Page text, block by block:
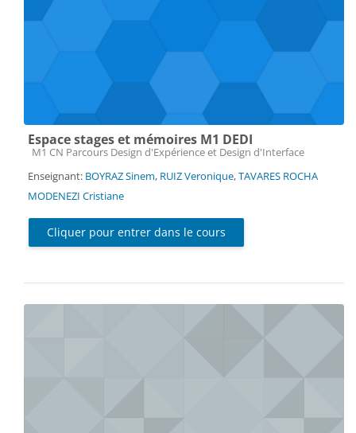
Espace stages et mémoires M1 DEDI
Catégorie de cours
M1 CN Parcours Design d'Expérience et Design d'Interface
Enseignant: BOYRAZ Sinem, RUIZ Veronique,TAVARES ROCHA
MODENEZI Cristiane
Cliquer pour entrer dans le cours